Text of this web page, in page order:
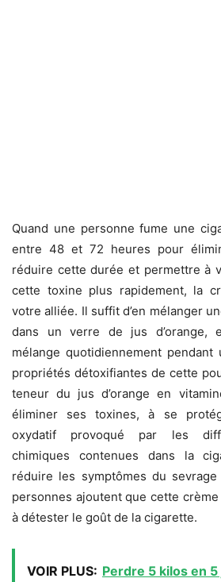
Quand une personne fume une
entre 48 et 72 heures pour
réduire cette durée et permettre à
cette toxine plus rapidement, la
votre alliée. Il suffit d’en mélanger
dans un verre de jus d’orange,
mélange quotidiennement
propriétés détoxifiantes de cette
teneur du jus d’orange en
éliminer ses toxines, à se
oxydatif provoqué par les
chimiques contenues dans la
réduire les symptômes du
personnes ajoutent que cette
à détester le goût de la cigarette.
VOIR PLUS: Perdre 5 kilos en